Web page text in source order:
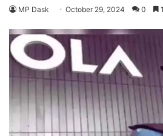
MP Dask October 29, 2024 0